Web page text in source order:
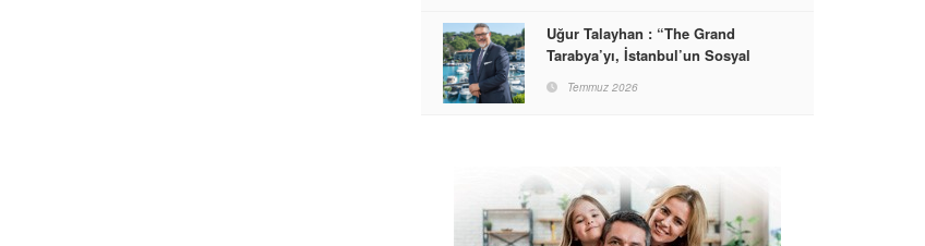
Uğur Talayhan : “The Grand
Tarabya’yı, İstanbul’un Sosyal
Destinasyon Haline Getirmeyi
Temmuz 2026